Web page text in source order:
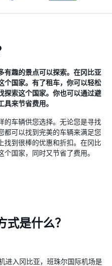
有趣的景点可以探索。在冈比亚
个国家。有了租车，你可以轻松
探索这个国家。你也可以通过避
来节省费用。
的车辆供您选择。无论您是寻找
都可以找到完美的车辆来满足您
找到很棒的优惠和折扣。在冈比
国家，同时又节省了费用。
是什么？
进入冈比亚，班珠尔国际机场是